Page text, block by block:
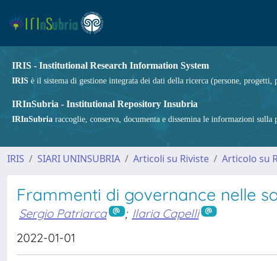
IRIS - Institutional Research Information System
IRIS è il sistema di gestione integrata dei dati della ricerca (persone,
IRInSubria - Institutional Repository Insubria
IRInSubria raccoglie, conserva, documenta e dissemina le informazioni
IRIS SIARI UNINSUBRIA Articoli su Riviste Articolo su
Frammenti di governance nelle
Sergio Patriarca ; Ilaria Capelli
2022-01-01